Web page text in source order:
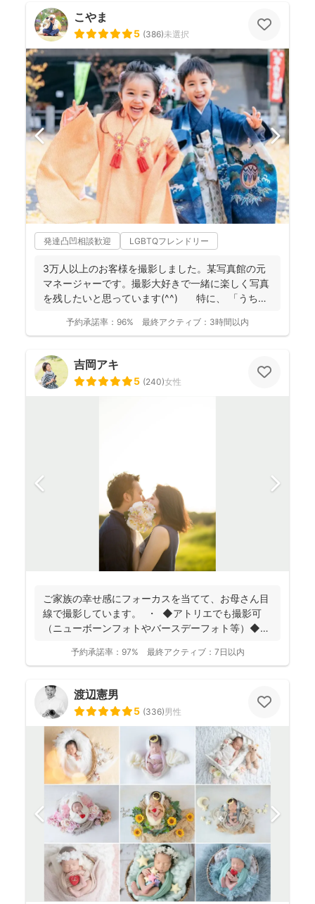
こやま
5 (386)未選択
発達凸凹相談歓迎 LGBTQフレンドリー
3万人以上のお客様を撮影しました。某写真館の元
マネージャーです。撮影大好きで一緒に楽しく写真
を残したいと思っています(^^) 特に、 「うち
予約承諾率： 96% 最終アクティブ： 3時間以内
吉岡アキ
5 (240)女性
ご家族の幸せ感にフォーカスを当てて、お母さん目
線で撮影しています。 ・ ◆アトリエでも撮影可
（ニューボーンフォトやバースデーフォト等）◆
予約承諾率： 97% 最終アクティブ： 7日以内
渡辺憲男
5 (336)男性